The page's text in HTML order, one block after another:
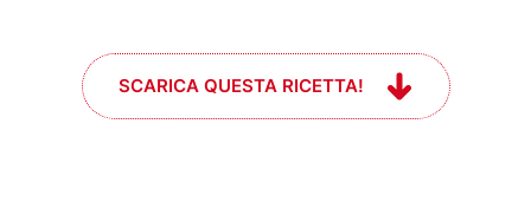
SCARICA QUESTA RICETTA!